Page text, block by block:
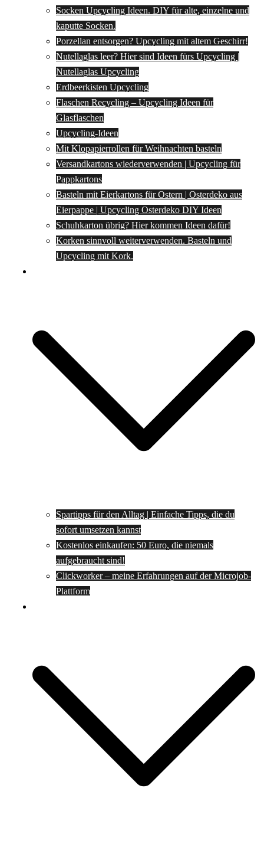
Socken Upcycling Ideen. DIY für alte, einzelne und
kaputte Socken.
Porzellan entsorgen? Upcycling mit altem Geschirr!
Nutellaglas leer? Hier sind Ideen fürs Upcycling |
Nutellaglas Upcycling
Erdbeerkisten Upcycling
Flaschen Recycling – Upcycling Ideen für
Glasflaschen
Upcycling-Ideen
Mit Klopapierrollen für Weihnachten basteln
Versandkartons wiederverwenden | Upcycling für
Pappkartons
Basteln mit Eierkartons für Ostern | Osterdeko aus
Eierpappe | Upcycling Osterdeko DIY Ideen
Schuhkarton übrig? Hier kommen Ideen dafür!
Korken sinnvoll weiterverwenden. Basteln und
Upcycling mit Kork.
Spartipps für den Alltag | Einfache Tipps, die du
sofort umsetzen kannst
Kostenlos einkaufen: 50 Euro, die niemals
aufgebraucht sind!
Clickworker – meine Erfahrungen auf der Microjob-
Plattform